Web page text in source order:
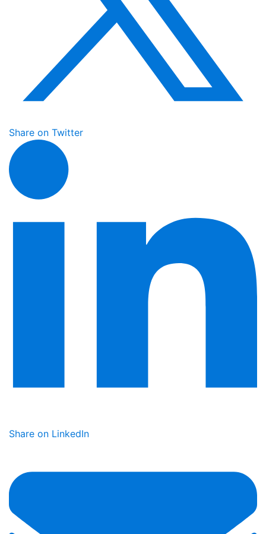
Share on Twitter
Share on LinkedIn